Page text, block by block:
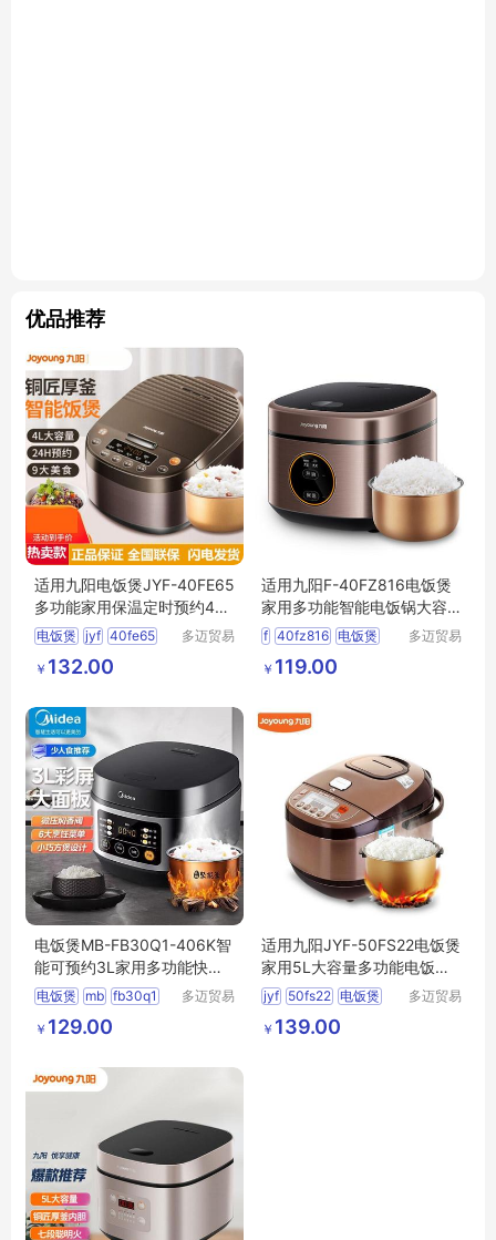
优品推荐
适用九阳电饭煲JYF-40FE65
多功能家用保温定时预约4L
电饭锅
电饭煲 jyf 40fe65
多功能
电饭锅
多迈贸易
￥ 132.00
适用九阳F-40FZ816电饭煲
家用多功能智能电饭锅大容
量全自动4L升
f 40fz816 电饭煲
多功能
电饭锅
多迈贸易
￥ 119.00
电饭煲MB-FB30Q1-406K智
能可预约3L家用多功能快速
饭锅
电饭煲 mb fb30q1
406k
多功能
多迈贸易
￥ 129.00
适用九阳JYF-50FS22电饭煲
家用5L大容量多功能电饭锅
原斧内胆礼品
jyf 50fs22 电饭煲
多功能
电饭锅
多迈贸易
￥ 139.00